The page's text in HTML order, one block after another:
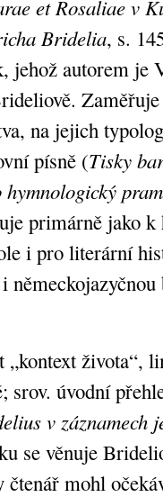
et Rosaliae v
Bridelia, s.
jehož autorem je
na jejich
písně (Tisky
primárně jako k
i pro literární
života“,
srov. úvodní
v záznamech
se věnuje
mohl